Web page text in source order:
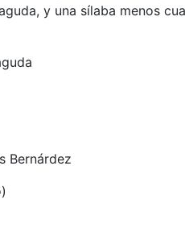
y una sílaba menos